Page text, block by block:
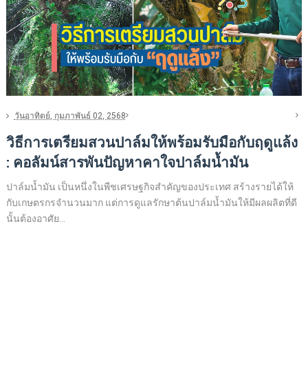
วันอาทิตย์, กุมภาพันธ์ 02, 2568
วิธีการเตรียมสวนปาล์มให้พร้อมรับมือกับฤดูแล้ง
: คอลัมน์สารพันปัญหาคาใจปาล์มน้ำมัน
ปาล์มน้ำมัน เป็นหนึ่งในพืชเศรษฐกิจสำคัญของประเทศ สร้างรายได้ให้
กับเกษตรกรจำนวนมาก แต่การดูแลรักษาต้นปาล์มน้ำมันให้มีผลผลิตที่ดี
นั้นต้องอาศัย...